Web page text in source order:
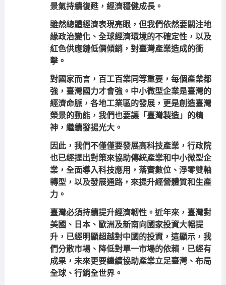
景氣持續復甦，經濟穩健成長。
雖然總體經濟表現亮眼，但我們依然要關注地
緣政治變化、全球經濟環境的不確定性，以及
紅色供應鏈低價傾銷，對臺灣產業造成的衝
擊。
對國家而言，百工百業同等重要，每個產業都
強，臺灣國力才會強。中小微型企業是臺灣的
經濟命脈，各地工業區的發展，更是創造臺灣
榮景的動能，我們也要讓「臺灣製造」的精
神，繼續發揚光大。
因此，我們不僅僅要發展高科技產業，行政院
也已經提出對策來協助傳統產業和中小微型企
業，全面導入科技應用，落實數位、淨零雙軸
轉型，以及發展通路，來提升經營體質和生產
力。
臺灣必須持續提升經濟韌性。近年來，臺灣對
美國、日本、歐洲及新南向國家投資大幅提
升，已經明顯超越對中國的投資，這顯示，我
們分散市場、降低對單一市場的依賴，已經有
成果，未來更要繼續協助產業立足臺灣、布局
全球、行銷全世界。